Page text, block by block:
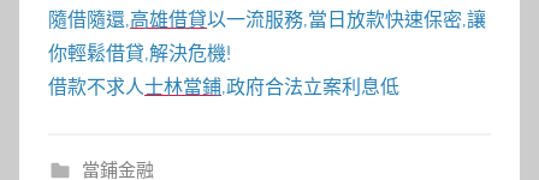
隨借隨還,高雄借貸以一流服務,當日放款快速保密,讓
你輕鬆借貸,解決危機!
借款不求人士林當鋪,政府合法立案利息低
當鋪金融